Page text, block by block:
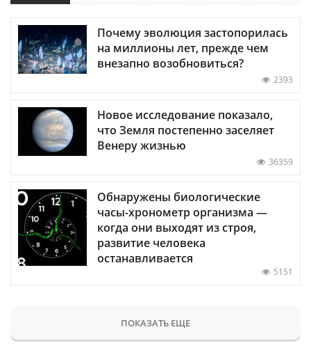
Почему эволюция застопорилась
на миллионы лет, прежде чем
внезапно возобновиться?
2393
Новое исследование показало,
что Земля постепенно заселяет
Венеру жизнью
36359
Обнаружены биологические
часы-хронометр организма —
когда они выходят из строя,
развитие человека
останавливается
5151
ПОКАЗАТЬ ЕЩЕ